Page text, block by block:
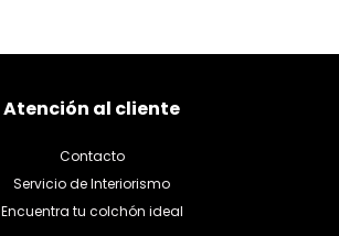
Atención al cliente
Contacto
Servicio de Interiorismo
Encuentra tu colchón ideal